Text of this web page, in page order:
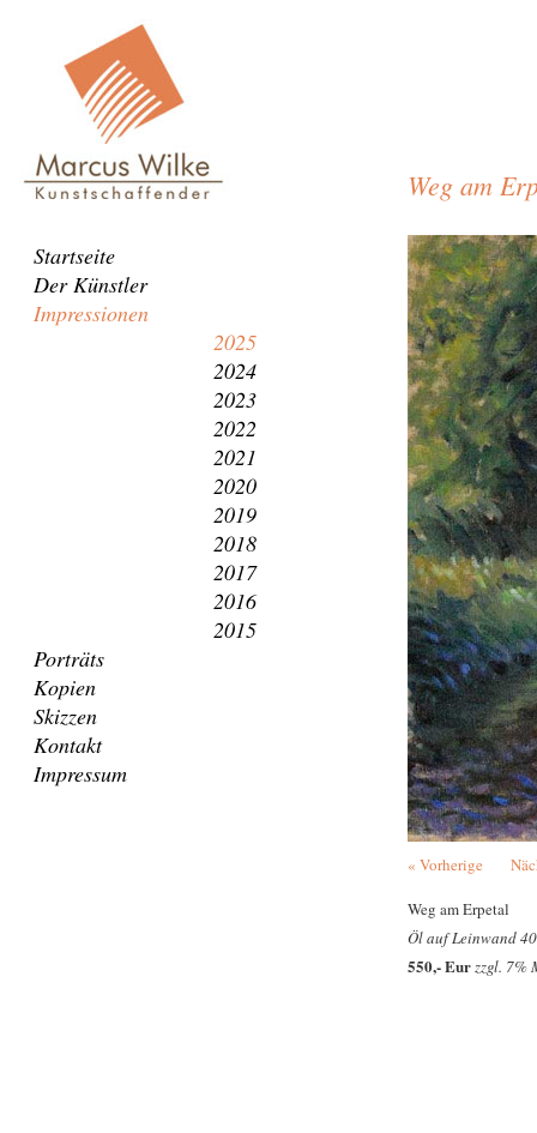
Navigation
überspringen
Startseite
Der Künstler
Impressionen
2025
2024
2023
2022
2021
2020
2019
2018
2017
2016
2015
Porträts
Kopien
Skizzen
Kontakt
Impressum
Weg am
Weg
am
Erpetal
« Vorherige
Weg am Erpetal
Öl auf Leinwand
550,- Eurzzgl. 7%